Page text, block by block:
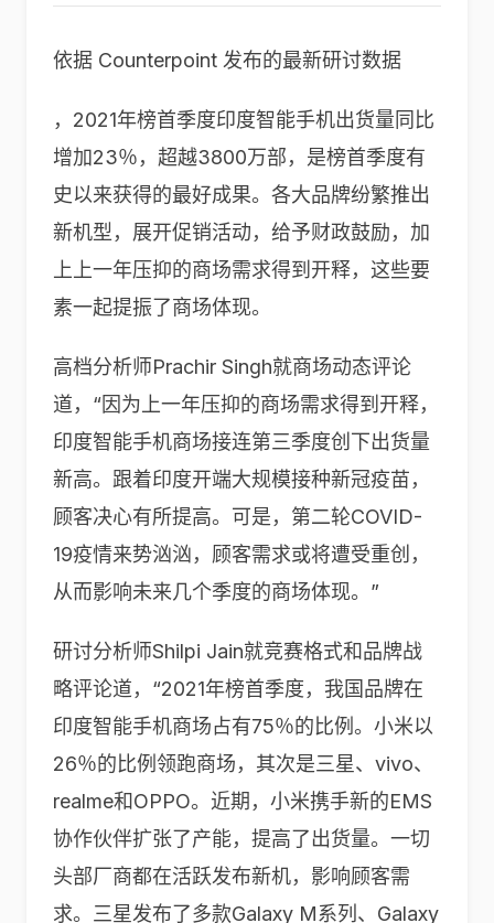
依据 Counterpoint 发布的最新研讨数据
，2021年榜首季度印度智能手机出货量同比
增加23％，超越3800万部，是榜首季度有
史以来获得的最好成果。各大品牌纷繁推出
新机型，展开促销活动，给予财政鼓励，加
上上一年压抑的商场需求得到开释，这些要
素一起提振了商场体现。
高档分析师Prachir Singh就商场动态评论
道，“因为上一年压抑的商场需求得到开释，
印度智能手机商场接连第三季度创下出货量
新高。跟着印度开端大规模接种新冠疫苗，
顾客决心有所提高。可是，第二轮COVID-
19疫情来势汹汹，顾客需求或将遭受重创，
从而影响未来几个季度的商场体现。”
研讨分析师Shilpi Jain就竞赛格式和品牌战
略评论道，“2021年榜首季度，我国品牌在
印度智能手机商场占有75％的比例。小米以
26％的比例领跑商场，其次是三星、vivo、
realme和OPPO。近期，小米携手新的EMS
协作伙伴扩张了产能，提高了出货量。一切
头部厂商都在活跃发布新机，影响顾客需
求。三星发布了多款Galaxy M系列、Galaxy